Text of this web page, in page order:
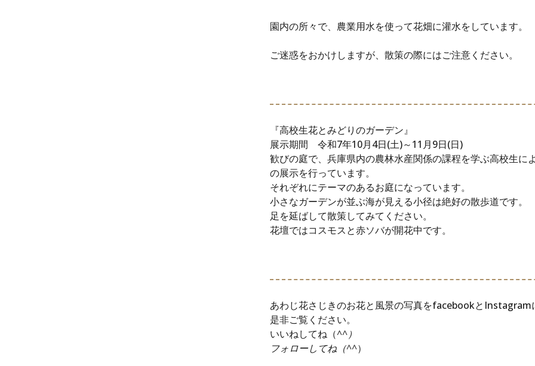
園内の所々で、農業用水を使って花畑に灌水をしています。
ご迷惑をおかけしますが、散策の際にはご注意ください。
『高校生花とみどりのガーデン』
展示期間 令和7年10月4日(土)～11月9日(日)
歓びの庭で、兵庫県内の農林水産関係の課程を学ぶ高校生に
の展示を行っています。
それぞれにテーマのあるお庭になっています。
小さなガーデンが並ぶ海が見える小径は絶好の散歩道です。
足を延ばして散策してみてください。
花壇ではコスモスと赤ソバが開花中です。
あわじ花さじきのお花と風景の写真をfacebookとInstagram
是非ご覧ください。
いいねしてね（^^）
フォローしてね（^^）